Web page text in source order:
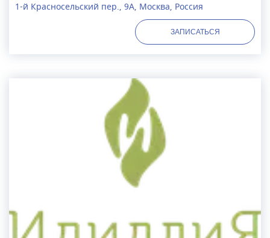
1-й Красносельский пер., 9А, Москва, Россия
ЗАПИСАТЬСЯ